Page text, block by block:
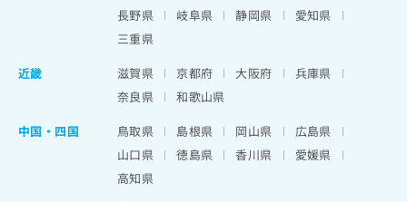
長野県
岐阜県 静岡県
愛知県
三重県
近畿
滋賀県 京都府 大阪府
兵庫県
奈良県
和歌山県
中国・四国
鳥取県 島根県 岡山県
広島県
山口県
徳島県 香川県
愛媛県
高知県